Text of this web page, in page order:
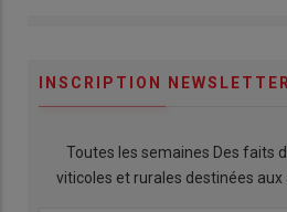
INSCRIPTION NEWSLETTER
Toutes les semaines Des faits
viticoles et rurales destinées aux